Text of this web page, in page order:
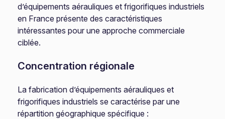
d’équipements aérauliques et frigorifiques industriels
en France présente des caractéristiques
intéressantes pour une approche commerciale
ciblée.
Concentration régionale
La fabrication d’équipements aérauliques et
frigorifiques industriels se caractérise par une
répartition géographique spécifique :